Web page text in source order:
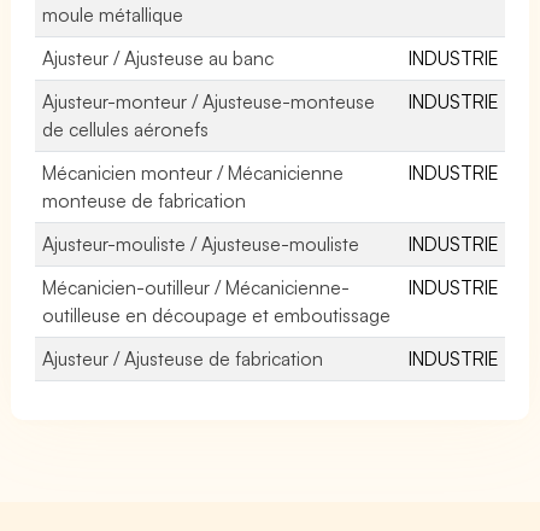
moule métallique
Ajusteur / Ajusteuse au banc
INDUSTRIE
Ajusteur-monteur / Ajusteuse-monteuse
de cellules aéronefs
INDUSTRIE
Mécanicien monteur / Mécanicienne
monteuse de fabrication
INDUSTRIE
Ajusteur-mouliste / Ajusteuse-mouliste
INDUSTRIE
Mécanicien-outilleur / Mécanicienne-
outilleuse en découpage et emboutissage
INDUSTRIE
Ajusteur / Ajusteuse de fabrication INDUSTRIE